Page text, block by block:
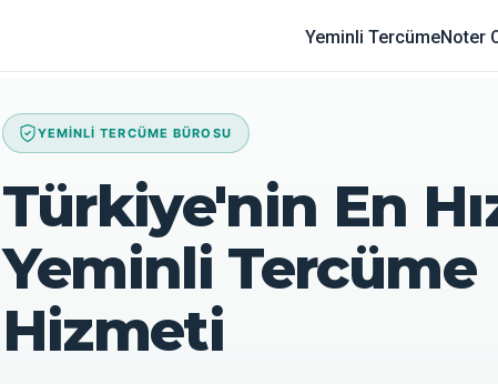
Yeminli TercümeNoter
YEMİNLİ TERCÜME BÜROSU
Türkiye'nin En
Yeminli Tercüme
Hizmeti